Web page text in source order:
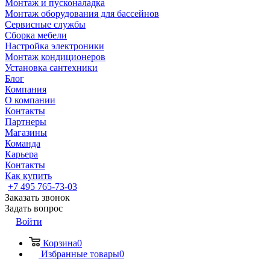
Монтаж и пусконаладка
Монтаж оборудования для бассейнов
Сервисные службы
Сборка мебели
Настройка электроники
Монтаж кондиционеров
Установка сантехники
Блог
Компания
О компании
Контакты
Партнеры
Магазины
Команда
Карьера
Контакты
Как купить
+7 495 765-73-03
Заказать звонок
Задать вопрос
Войти
Корзина0
Избранные товары0